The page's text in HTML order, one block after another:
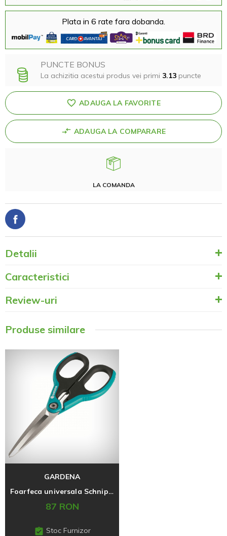
Plata in 6 rate fara dobanda.
PUNCTE BONUS
La achizitia acestui produs vei primi 3.13 puncte
ADAUGA LA FAVORITE
ADAUGA LA COMPARARE
LA COMANDA
Detalii
Caracteristici
Review-uri
Produse similare
GARDENA
Foarfeca universala SchnippSchnapp XL GARDENA
87 RON
Stoc Furnizor